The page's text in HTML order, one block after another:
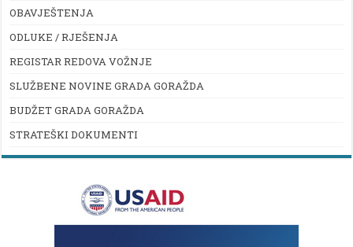
OBAVJEŠTENJA
ODLUKE / RJEŠENJA
REGISTAR REDOVA VOŽNJE
SLUŽBENE NOVINE GRADA GORAŽDA
BUDŽET GRADA GORAŽDA
STRATEŠKI DOKUMENTI